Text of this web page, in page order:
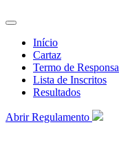
Início
Cartaz
Termo de
Lista de Inscritos
Resultados
Abrir Regulamento